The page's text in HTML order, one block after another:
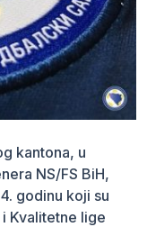
kantona, u
NS/FS BiH,
godinu koji su
Kvalitetne lige